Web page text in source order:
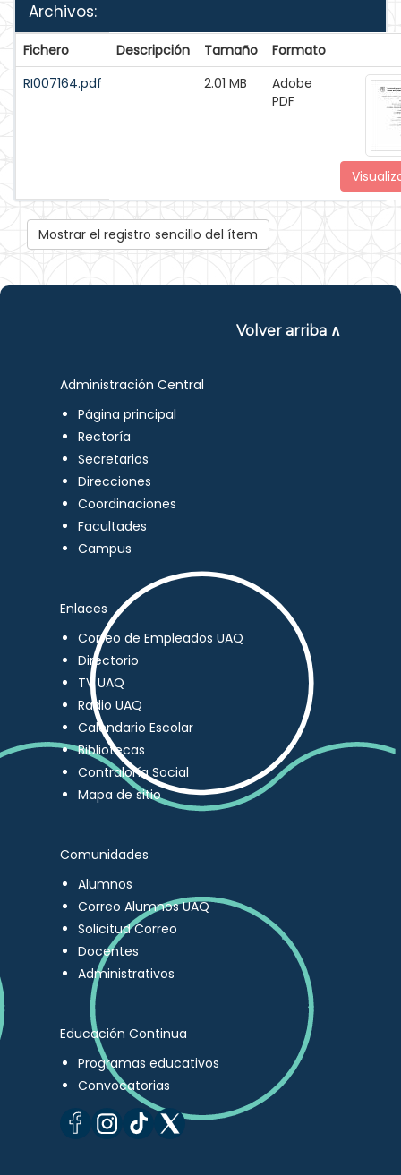
Archivos:
Fichero Descripción Tamaño
Formato
RI007164.pdf
2.01 MB
Adobe
PDF
Mostrar el registro sencillo del ítem
Volver arriba ∧
Administración Central
Página principal
Rectoría
Secretarios
Direcciones
Coordinaciones
Facultades
Campus
Enlaces
Correo de Empleados UAQ
Directorio
TV UAQ
Radio UAQ
Calendario Escolar
Bibliotecas
Contraloría Social
Mapa de sitio
Comunidades
Alumnos
Correo Alumnos UAQ
Solicitud Correo
Docentes
Administrativos
Educación Continua
Programas educativos
Convocatorias